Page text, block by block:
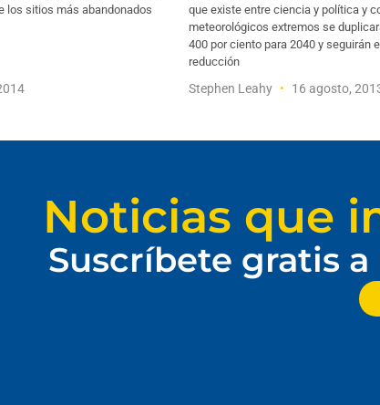
los sitios más abandonados
que existe entre ciencia y política y
meteorológicos extremos se
400 por ciento para 2040 y seguirán
reducción
Stephen Leahy 16 agosto,
Noticias que
Suscríbete gratis